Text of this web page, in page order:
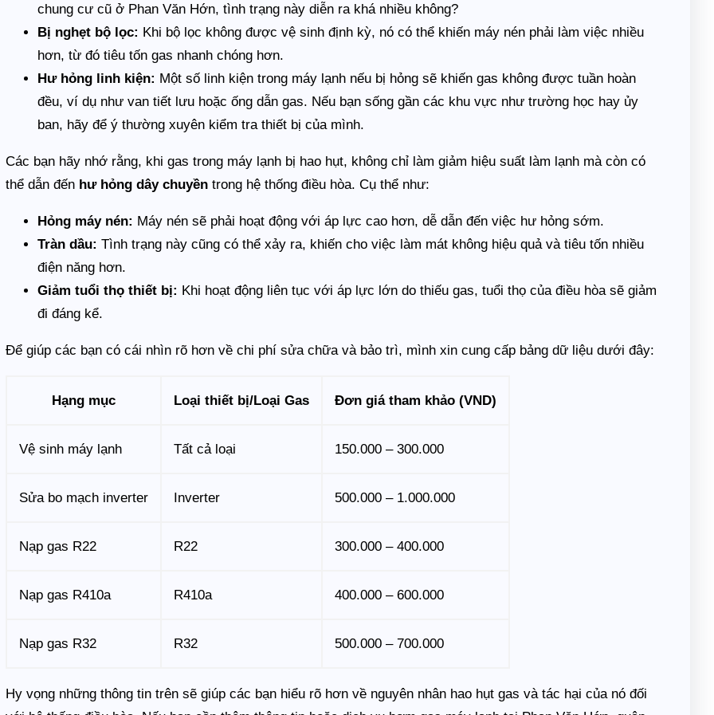
chung cư cũ ở Phan Văn Hớn, tình trạng này diễn ra khá nhiều không?
Bị nghẹt bộ lọc: Khi bộ lọc không được vệ sinh định kỳ, nó có thể khiến máy nén phải làm việc nhiều
hơn, từ đó tiêu tốn gas nhanh chóng hơn.
Hư hỏng linh kiện: Một số linh kiện trong máy lạnh nếu bị hỏng sẽ khiến gas không được tuần hoàn
đều, ví dụ như van tiết lưu hoặc ống dẫn gas. Nếu bạn sống gần các khu vực như trường học hay ủy
ban, hãy để ý thường xuyên kiểm tra thiết bị của mình.
Các bạn hãy nhớ rằng, khi gas trong máy lạnh bị hao hụt, không chỉ làm giảm hiệu suất làm lạnh mà còn có
thể dẫn đến hư hỏng dây chuyền trong hệ thống điều hòa. Cụ thể như:
Hỏng máy nén: Máy nén sẽ phải hoạt động với áp lực cao hơn, dễ dẫn đến việc hư hỏng sớm.
Tràn dầu: Tình trạng này cũng có thể xảy ra, khiến cho việc làm mát không hiệu quả và tiêu tốn nhiều
điện năng hơn.
Giảm tuổi thọ thiết bị: Khi hoạt động liên tục với áp lực lớn do thiếu gas, tuổi thọ của điều hòa sẽ giảm
đi đáng kể.
Để giúp các bạn có cái nhìn rõ hơn về chi phí sửa chữa và bảo trì, mình xin cung cấp bảng dữ liệu dưới đây:
Hạng mục Loại thiết bị/Loại Gas Đơn giá tham khảo (VND)
Vệ sinh máy lạnh Tất cả loại 150.000 – 300.000
Sửa bo mạch inverter Inverter 500.000 – 1.000.000
Nạp gas R22 R22 300.000 – 400.000
Nạp gas R410a R410a 400.000 – 600.000
Nạp gas R32 R32 500.000 – 700.000
Hy vọng những thông tin trên sẽ giúp các bạn hiểu rõ hơn về nguyên nhân hao hụt gas và tác hại của nó đối